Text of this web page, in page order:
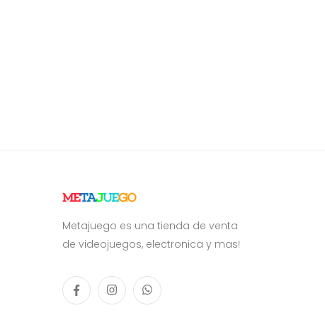
Metajuego es una tienda de venta
de videojuegos, electronica y mas!